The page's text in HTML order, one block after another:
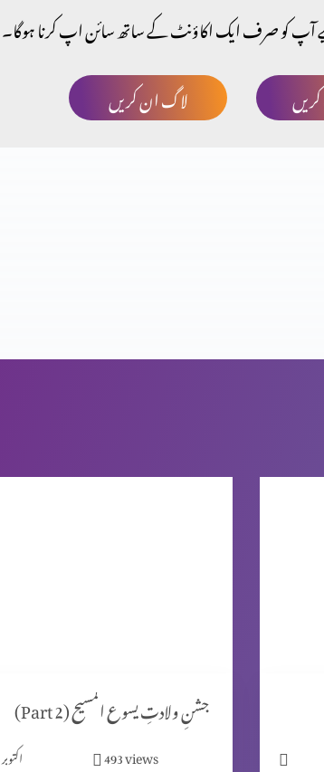
آپ کو صرف ایک اکاؤنٹ کے ساتھ سائن اپ کرنا ہوگا۔
لاگ ان کریں
جشنِ ولادتِ یسوع المسیح (Part 2)
اکتوبر 24, 2023 493views